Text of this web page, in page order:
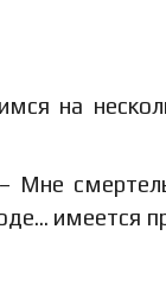
на
Мне
имеется